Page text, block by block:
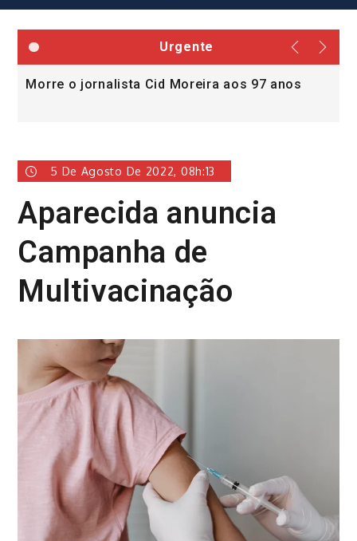
Urgente
Morre o jornalista Cid Moreira aos 97 anos
5 De Agosto De 2022, 08h:13
Aparecida anuncia
Campanha de
Multivacinação